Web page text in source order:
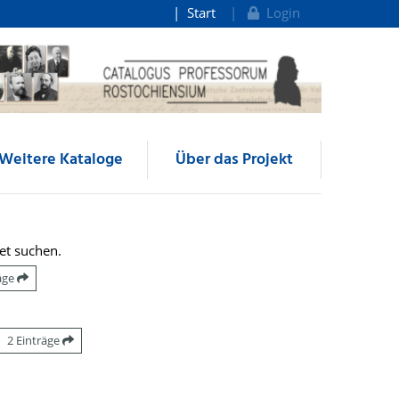
Start Login
Kataloge Über das Projekt
suchen.
2 Einträge